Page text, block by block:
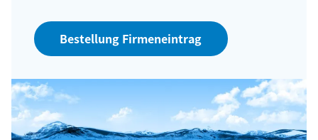
Bestellung Firmeneintrag